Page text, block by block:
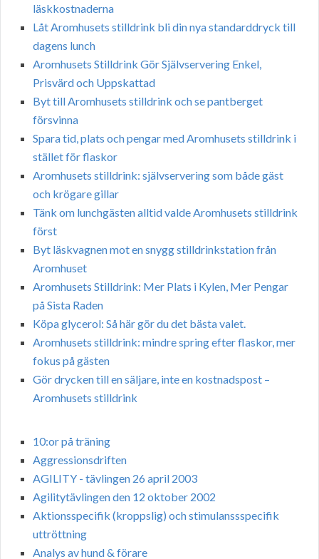
läskkostnaderna
Låt Aromhusets stilldrink bli din nya standarddryck till
dagens lunch
Aromhusets Stilldrink Gör Självservering Enkel,
Prisvärd och Uppskattad
Byt till Aromhusets stilldrink och se pantberget
försvinna
Spara tid, plats och pengar med Aromhusets stilldrink i
stället för flaskor
Aromhusets stilldrink: självservering som både gäst
och krögare gillar
Tänk om lunchgästen alltid valde Aromhusets stilldrink
först
Byt läskvagnen mot en snygg stilldrinkstation från
Aromhuset
Aromhusets Stilldrink: Mer Plats i Kylen, Mer Pengar
på Sista Raden
Köpa glycerol: Så här gör du det bästa valet.
Aromhusets stilldrink: mindre spring efter flaskor, mer
fokus på gästen
Gör drycken till en säljare, inte en kostnadspost –
Aromhusets stilldrink
10:or på träning
Aggressionsdriften
AGILITY - tävlingen 26 april 2003
Agilitytävlingen den 12 oktober 2002
Aktionsspecifik (kroppslig) och stimulanssspecifik
uttröttning
Analys av hund & förare